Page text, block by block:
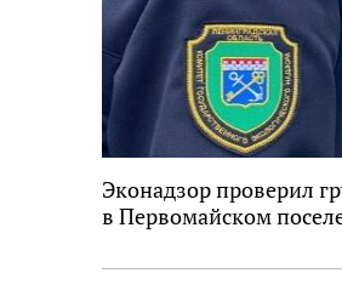
Эконадзор проверил
в Первомайском